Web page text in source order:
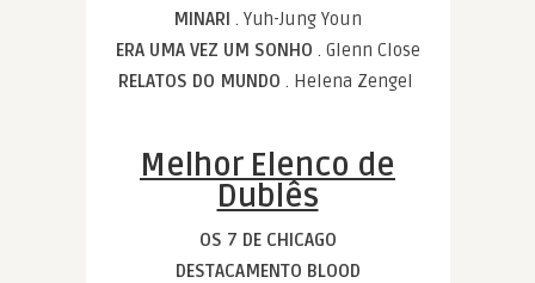
MINARI . Yuh-Jung Youn
ERA UMA VEZ UM SONHO . Glenn Close
RELATOS DO MUNDO . Helena Zengel
Melhor Elenco de
Dublês
OS 7 DE CHICAGO
DESTACAMENTO BLOOD